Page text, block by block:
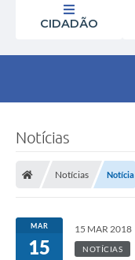
CIDADÃO
Notícias
Notícias Notícia
MAR
15
15 MAR 2018
NOTÍCIAS